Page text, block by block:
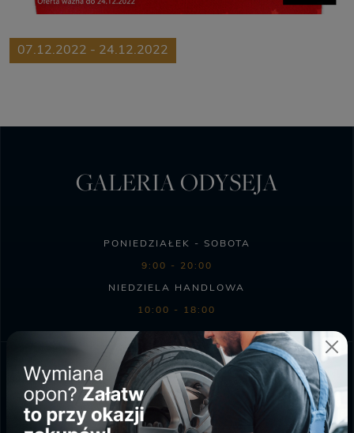
07.12.2022 - 24.12.2022
GALERIA ODYSEJA
PONIEDZIAŁEK - SOBOTA
9:00 - 20:00
NIEDZIELA HANDLOWA
10:00 - 18:00
SKLEP BIEDRONKA